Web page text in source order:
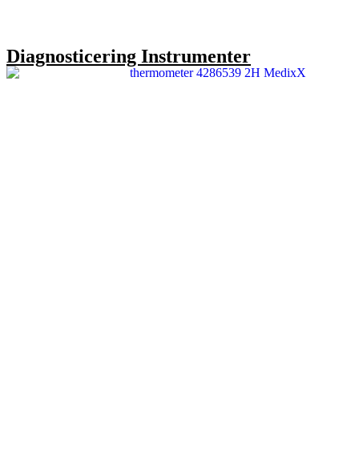
Diagnosticering Instrumenter